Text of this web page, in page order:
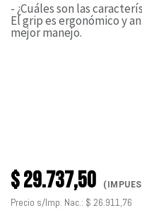
- ¿Cuáles son las
El grip es ergonómico y
mejor manejo.
$29.737,50
Precio s/Imp. Nac.: $ 26.911,76